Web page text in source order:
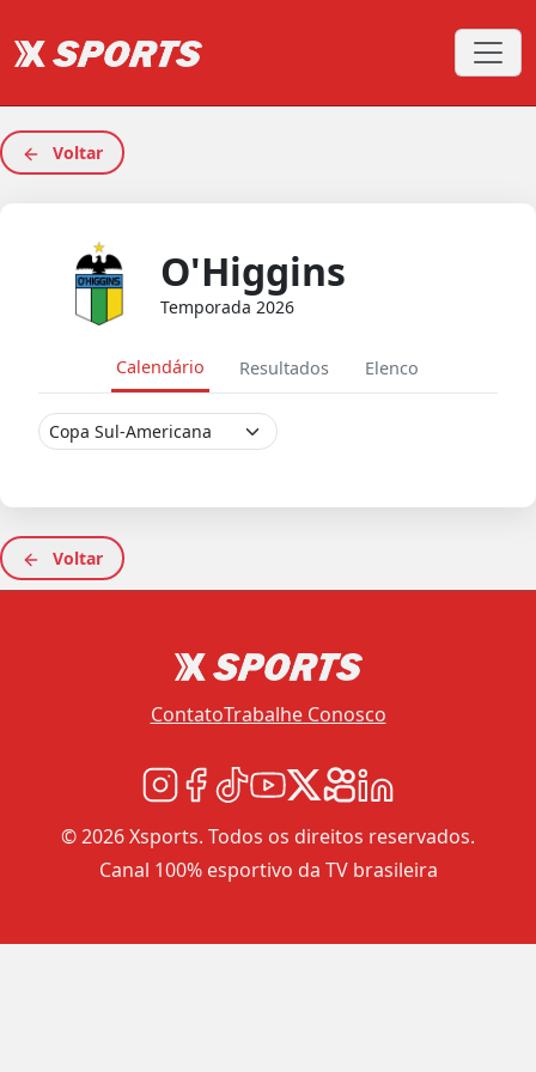
Voltar
O'Higgins
Temporada 2026
Calendário Resultados Elenco
Voltar
ContatoTrabalhe Conosco
© 2026 Xsports. Todos os direitos reservados.
Canal 100% esportivo da TV brasileira